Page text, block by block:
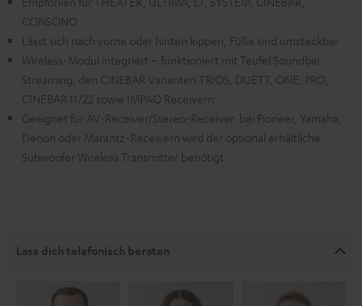
CONSONO
Lässt sich nach vorne oder hinten kippen, Füße sind umsteckbar
Wireless-Modul integriert – funktioniert mit Teufel Soundbar
Streaming, den CINEBAR Varianten TRIOS, DUETT, ONE, PRO,
CINEBAR 11/22 sowie IMPAQ Receivern
Geeignet für AV-Receiver/Stereo-Receiver, bei Pioneer, Yamaha,
Denon oder Marantz-Receivern wird der optional erhältliche
Subwoofer Wireless Transmitter benötigt
Lass dich telefonisch beraten